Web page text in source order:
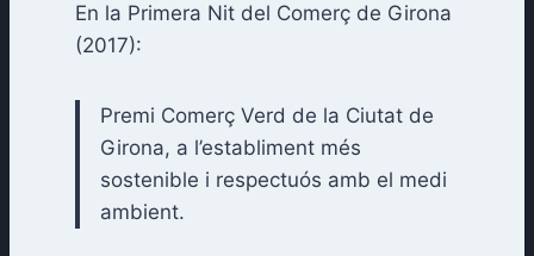
En la Primera Nit del Comerç de Girona
(2017):
Premi Comerç Verd de la Ciutat de
Girona, a l’establiment més
sostenible i respectuós amb el medi
ambient.